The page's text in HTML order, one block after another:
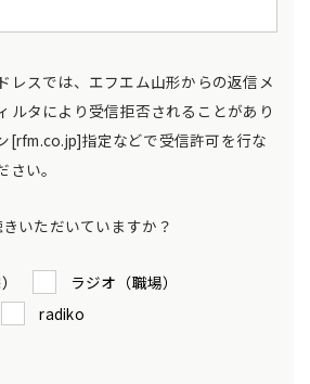
レスでは、エフエム山形からの返信メ
ルタにより受信拒否されることがあり
[rfm.co.jp]指定などで受信許可を行な
い。
いただいていますか？
ラジオ（職場）
radiko